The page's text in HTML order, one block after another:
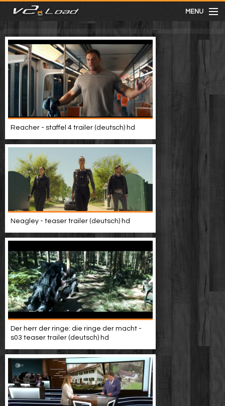
MENU
meist gesehen
neuste
kategorien
Menu
mit facebook anmelden
Informationen
Video suchen
Reacher - staffel 4 trailer (deutsch) hd
Neagley - teaser trailer (deutsch) hd
Der herr der ringe: die ringe der macht -
s03 teaser trailer (deutsch) hd